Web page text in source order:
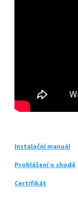
Instalační manuál
Prohlášení o shodě
Certifikát